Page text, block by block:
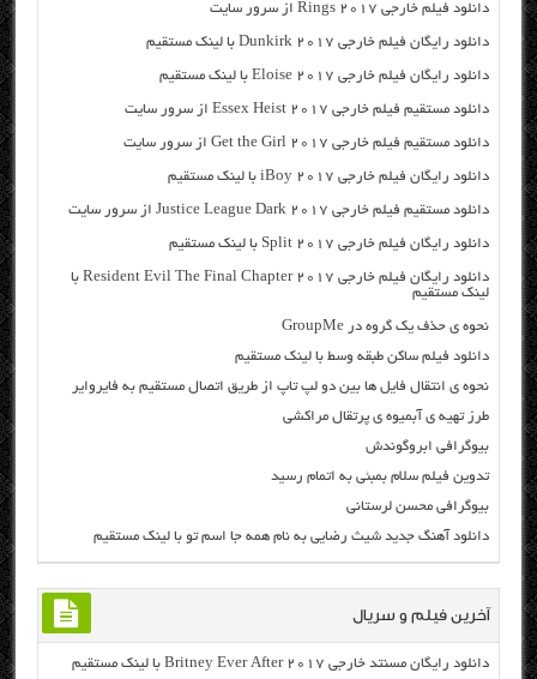
دانلود فیلم خارجی Rings 2017 از سرور سایت
دانلود رایگان فیلم خارجی Dunkirk 2017 با لینک مستقیم
دانلود رایگان فیلم خارجی Eloise 2017 با لینک مستقیم
دانلود مستقیم فیلم خارجی Essex Heist 2017 از سرور سایت
دانلود مستقیم فیلم خارجی Get the Girl 2017 از سرور سایت
دانلود رایگان فیلم خارجی iBoy 2017 با لینک مستقیم
دانلود مستقیم فیلم خارجی Justice League Dark 2017 از سرور سایت
دانلود رایگان فیلم خارجی Split 2017 با لینک مستقیم
دانلود رایگان فیلم خارجی Resident Evil The Final Chapter 2017 با
لینک مستقیم
نحوه ی حذف یک گروه در GroupMe
دانلود فیلم ساکن طبقه وسط با لینک مستقیم
نحوه ی انتقال فایل ها بین دو لپ تاپ از طریق اتصال مستقیم به فایروایر
طرز تهیه ی آبمیوه ی پرتقال مراکشی
بیوگرافی ابروگوندش
تدوین فیلم سلام بمبئی به اتمام رسید
بیوگرافی محسن لرستانی
دانلود آهنگ جدید شیث رضایی به نام همه جا اسم تو با لینک مستقیم
آخرین فیلم و سریال
دانلود رایگان مسنتد خارجی Britney Ever After 2017 با لینک مستقیم